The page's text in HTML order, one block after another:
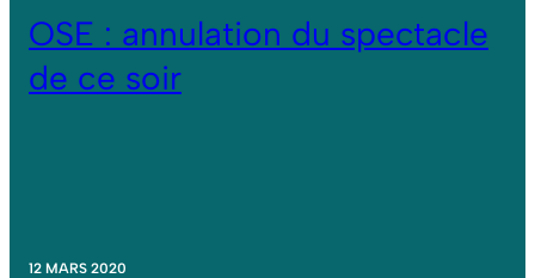
OSE : annulation du spectacle
de ce soir
12 MARS 2020